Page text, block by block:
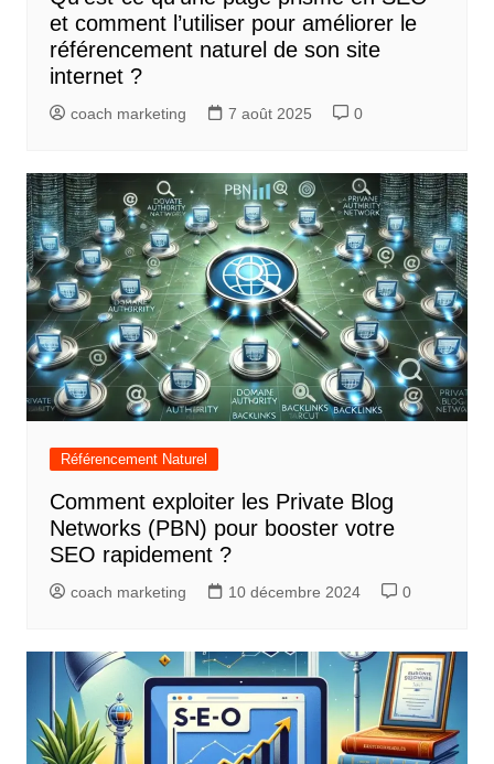
et comment l’utiliser pour améliorer le
référencement naturel de son site
internet ?
coach marketing 7 août 2025 0
Référencement Naturel
Comment exploiter les Private Blog
Networks (PBN) pour booster votre
SEO rapidement ?
coach marketing 10 décembre 2024 0